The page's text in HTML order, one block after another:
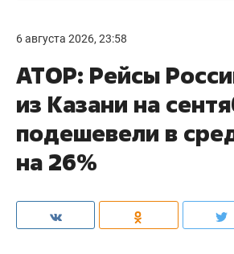
6 августа 2026, 23:58
АТОР: Рейсы
из Казани на
подешевели в
на 26%